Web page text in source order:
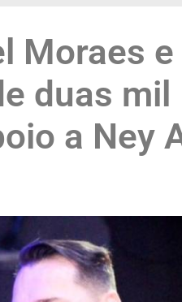
Moraes e
duas mil
a Ney